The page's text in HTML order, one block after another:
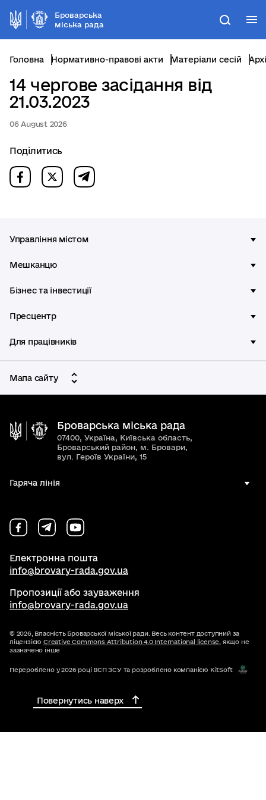
Броварська
міська рада
Пошук
Головна Нормативно-правові акти Матеріали сесій
14 чергове засідання від
21.03.2023
06 August 2026
Поділитись
Управління містом
Мешканцю
Бізнес та інвестиції
Пресцентр
Для працівників
Мапа сайту
Броварська міська рада
07400, Україна, Київська область,
Броварський район, м. Бровари,
вул. Героїв України, 15
Гаряча лінія
Електронна пошта
info@brovary-rada.gov.ua
Пропозиції або зауваження
info@brovary-rada.gov.ua
© 2026, Власність Броварської міської ради. Весь контент доступний за
ліцензією Creative Commons Attribution 4.0 International license , якщо не
зазначено інше
Перероблено у 2026 році ВСП ЗСУ та розроблено компанією KitSoft
Повернутись наверх